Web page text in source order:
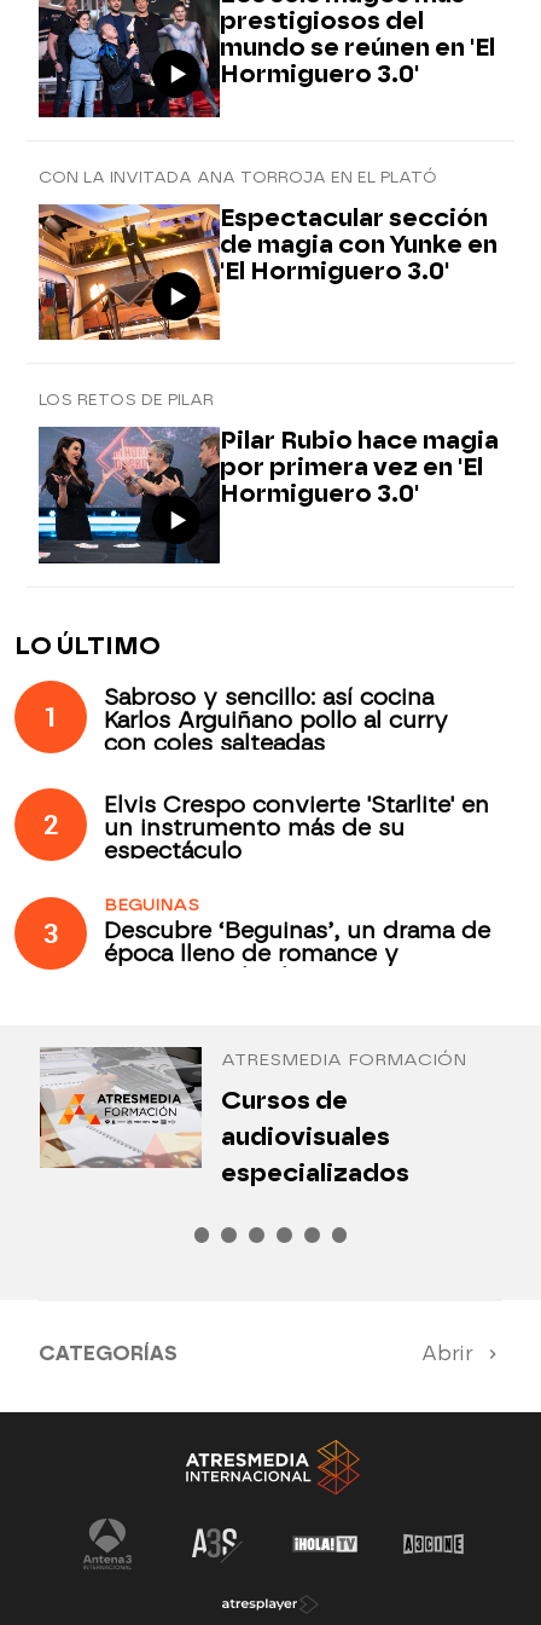
prestigiosos del
mundo se reúnen en 'El
Hormiguero 3.0'
CON LA INVITADA ANA TORROJA EN EL PLATÓ
Espectacular sección
de magia con Yunke en
'El Hormiguero 3.0'
LOS RETOS DE PILAR
Pilar Rubio hace magia
por primera vez en 'El
Hormiguero 3.0'
LO ÚLTIMO
1
Sabroso y sencillo: así cocina
Karlos Arguiñano pollo al curry
con coles salteadas
2
Elvis Crespo convierte 'Starlite' en
un instrumento más de su
espectáculo
3
BEGUINAS
Descubre ‘Beguinas’, un drama de
época lleno de romance y
ATRESMEDIA FORMACIÓN
Cursos de
audiovisuales
especializados
CATEGORÍAS Abrir
Antena 3 Noticias El Hormiguero
Tu cara me suena Pasapalabra